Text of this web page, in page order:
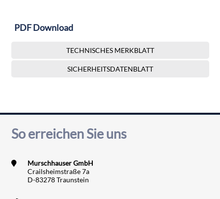
PDF Download
TECHNISCHES MERKBLATT
SICHERHEITSDATENBLATT
So erreichen Sie uns
Murschhauser GmbH
Crailsheimstraße 7a
D-83278 Traunstein